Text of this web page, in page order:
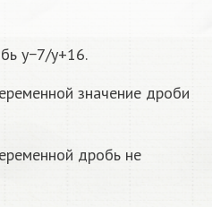
y−7/y+16.
значение дроби
дробь не